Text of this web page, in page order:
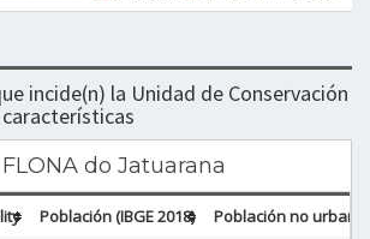
incide(n) la Unidad de Conservación
do Jatuarana
Población (IBGE 2018)
Población no urbana